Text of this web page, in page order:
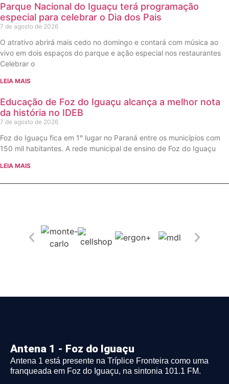
Parque Nacional do Iguaçu terá programação
especial para celebrar o Dia dos Pais
7 de agosto de 2026
O atrativo abrirá mais cedo no domingo e contará com música ao
vivo em dois espaços do parque e ação especial nos restaurantes
Celebrar o
LEIA MAIS
Educação de Foz do Iguaçu alcança a melhor nota
da história no IDEB
7 de agosto de 2026
Foz do Iguaçu fica em 1° lugar no Paraná entre os municípios com
150 mil habitantes. A rede municipal de ensino de Foz do Iguaçu
LEIA MAIS
Antena 1 - Foz do Iguaçu
Antena 1 está presente na Tríplice Fronteira como uma
franqueada em Foz do Iguaçu, na sintonia 101.1 FM.